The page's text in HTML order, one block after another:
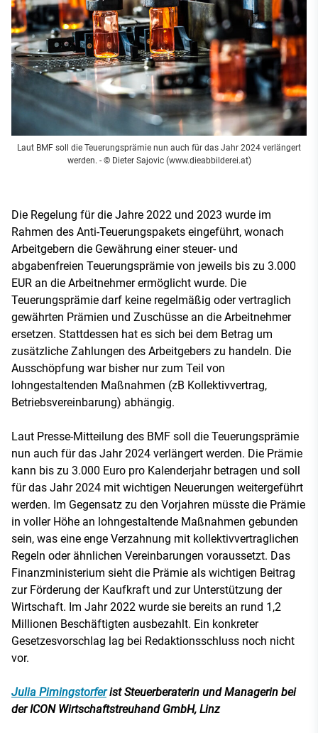
Laut BMF soll die Teuerungsprämie nun auch für das Jahr 2024 verlängert
werden. - © Dieter Sajovic (www.dieabbilderei.at)
Die Regelung für die Jahre 2022 und 2023 wurde im
Rahmen des Anti-Teuerungspakets eingeführt, wonach
Arbeitgebern die Gewährung einer steuer- und
abgabenfreien Teuerungsprämie von jeweils bis zu 3.000
EUR an die Arbeitnehmer ermöglicht wurde. Die
Teuerungsprämie darf keine regelmäßig oder vertraglich
gewährten Prämien und Zuschüsse an die Arbeitnehmer
ersetzen. Stattdessen hat es sich bei dem Betrag um
zusätzliche Zahlungen des Arbeitgebers zu handeln. Die
Ausschöpfung war bisher nur zum Teil von
lohngestaltenden Maßnahmen (zB Kollektivvertrag,
Betriebsvereinbarung) abhängig.
Laut Presse-Mitteilung des BMF soll die Teuerungsprämie
nun auch für das Jahr 2024 verlängert werden. Die Prämie
kann bis zu 3.000 Euro pro Kalenderjahr betragen und soll
für das Jahr 2024 mit wichtigen Neuerungen weitergeführt
werden. Im Gegensatz zu den Vorjahren müsste die Prämie
in voller Höhe an lohngestaltende Maßnahmen gebunden
sein, was eine enge Verzahnung mit kollektivvertraglichen
Regeln oder ähnlichen Vereinbarungen voraussetzt. Das
Finanzministerium sieht die Prämie als wichtigen Beitrag
zur Förderung der Kaufkraft und zur Unterstützung der
Wirtschaft. Im Jahr 2022 wurde sie bereits an rund 1,2
Millionen Beschäftigten ausbezahlt. Ein konkreter
Gesetzesvorschlag lag bei Redaktionsschluss noch nicht
vor.
Julia Pimingstorferist Steuerberaterin und Managerin bei
der ICON Wirtschaftstreuhand GmbH, Linz